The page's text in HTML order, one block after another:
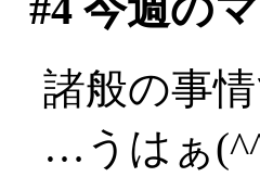
諸般の事
…うはぁ